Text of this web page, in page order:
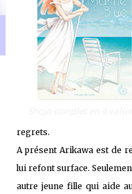
🐈‍⬛ En tant que
remplissant les
regrets.
A présent Arikawa est de
lui refont surface.
autre jeune fille qui aide